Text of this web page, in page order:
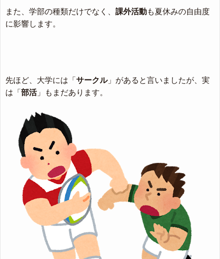
また、学部の種類だけでなく、 課外活動も夏休みの自由度
に影響します。
先ほど、大学には「 サークル」があると言いましたが、実
は「 部活」もまだあります。